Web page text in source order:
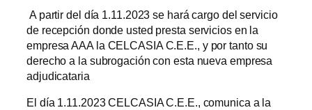
A partir del día 1.11.2023 se hará cargo del servicio
de recepción donde usted presta servicios en la
empresa AAA la CELCASIA C.E.E., y por tanto su
derecho a la subrogación con esta nueva empresa
adjudicataria
El día 1.11.2023 CELCASIA C.E.E., comunica a la